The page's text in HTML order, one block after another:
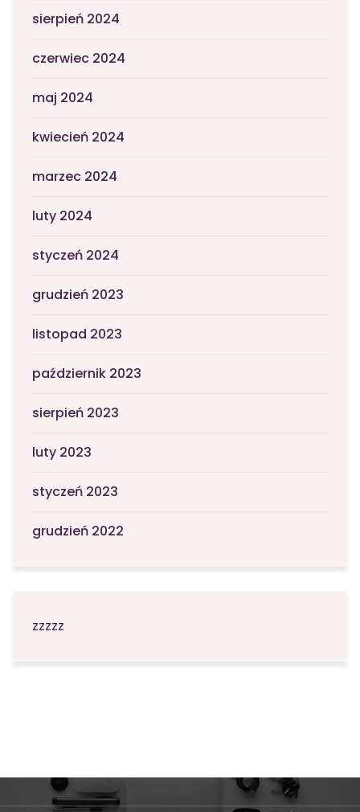
sierpień 2024
czerwiec 2024
maj 2024
kwiecień 2024
marzec 2024
luty 2024
styczeń 2024
grudzień 2023
listopad 2023
październik 2023
sierpień 2023
luty 2023
styczeń 2023
grudzień 2022
zzzzz